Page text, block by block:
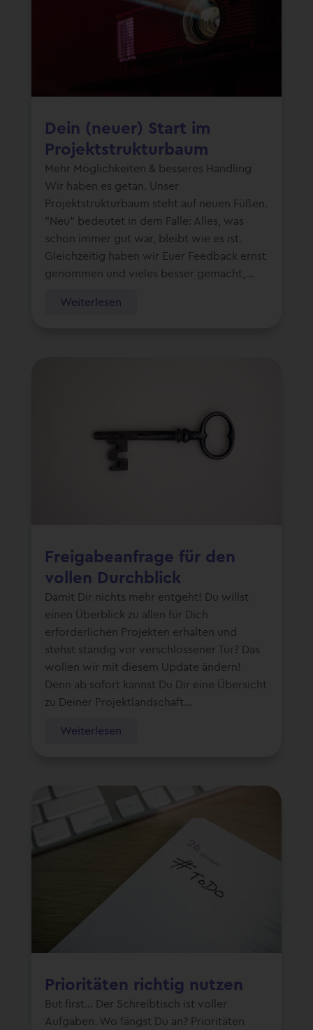
Dein (neuer) Start im
Projektstrukturbaum
Mehr Möglichkeiten & besseres Handling
Wir haben es getan. Unser
Projektstrukturbaum steht auf neuen Füßen.
"Neu" bedeutet in dem Falle: Alles, was
schon immer gut war, bleibt wie es ist.
Gleichzeitig haben wir Euer Feedback ernst
genommen und vieles besser gemacht,...
Weiterlesen
Freigabeanfrage für den
vollen Durchblick
Damit Dir nichts mehr entgeht! Du willst
einen Überblick zu allen für Dich
erforderlichen Projekten erhalten und
stehst ständig vor verschlossener Tür? Das
wollen wir mit diesem Update ändern!
Denn ab sofort kannst Du Dir eine Übersicht
zu Deiner Projektlandschaft...
Weiterlesen
Prioritäten richtig nutzen
But first… Der Schreibtisch ist voller
Aufgaben. Wo fängst Du an? Prioritäten